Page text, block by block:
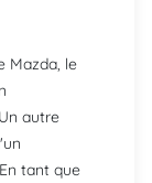
Mazda, le
autre
tant que